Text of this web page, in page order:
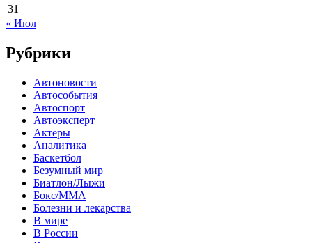
31
« Июл
Рубрики
Автоновости
Автособытия
Автоспорт
Автоэксперт
Актеры
Аналитика
Баскетбол
Безумный мир
Биатлон/Лыжи
Бокс/MMA
Болезни и лекарства
В мире
В России